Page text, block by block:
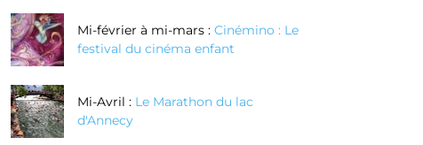
Mi-février à mi-mars : Cinémino : Le
festival du cinéma enfant
Mi-Avril : Le Marathon du lac
d'Annecy